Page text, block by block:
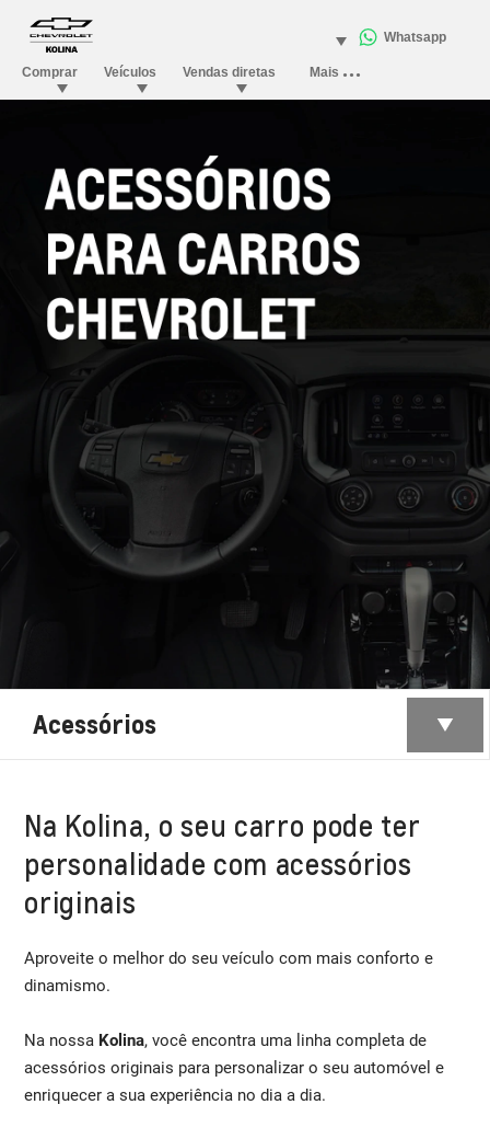
Acessórios
Na Kolina, o seu carro pode ter
personalidade com acessórios
originais
Aproveite o melhor do seu veículo com mais conforto e
dinamismo.
Na nossa Kolina, você encontra uma linha completa de
acessórios originais para personalizar o seu automóvel e
enriquecer a sua experiência no dia a dia.